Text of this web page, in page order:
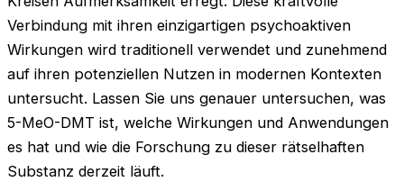
Verbindung mit ihren einzigartigen psychoaktiven
Wirkungen wird traditionell verwendet und zunehmend
auf ihren potenziellen Nutzen in modernen Kontexten
untersucht. Lassen Sie uns genauer untersuchen, was
5-MeO-DMT ist, welche Wirkungen und Anwendungen
es hat und wie die Forschung zu dieser rätselhaften
Substanz derzeit läuft.